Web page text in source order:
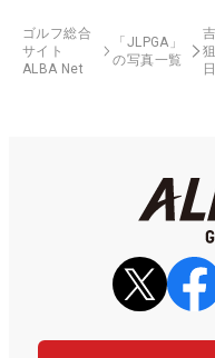
ゴルフ総合
サイト
ALBA Net
「JLPGA」
の写真一覧